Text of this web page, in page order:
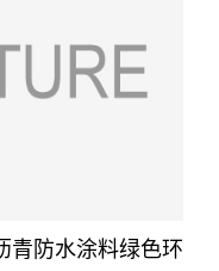
青防水涂料绿色环